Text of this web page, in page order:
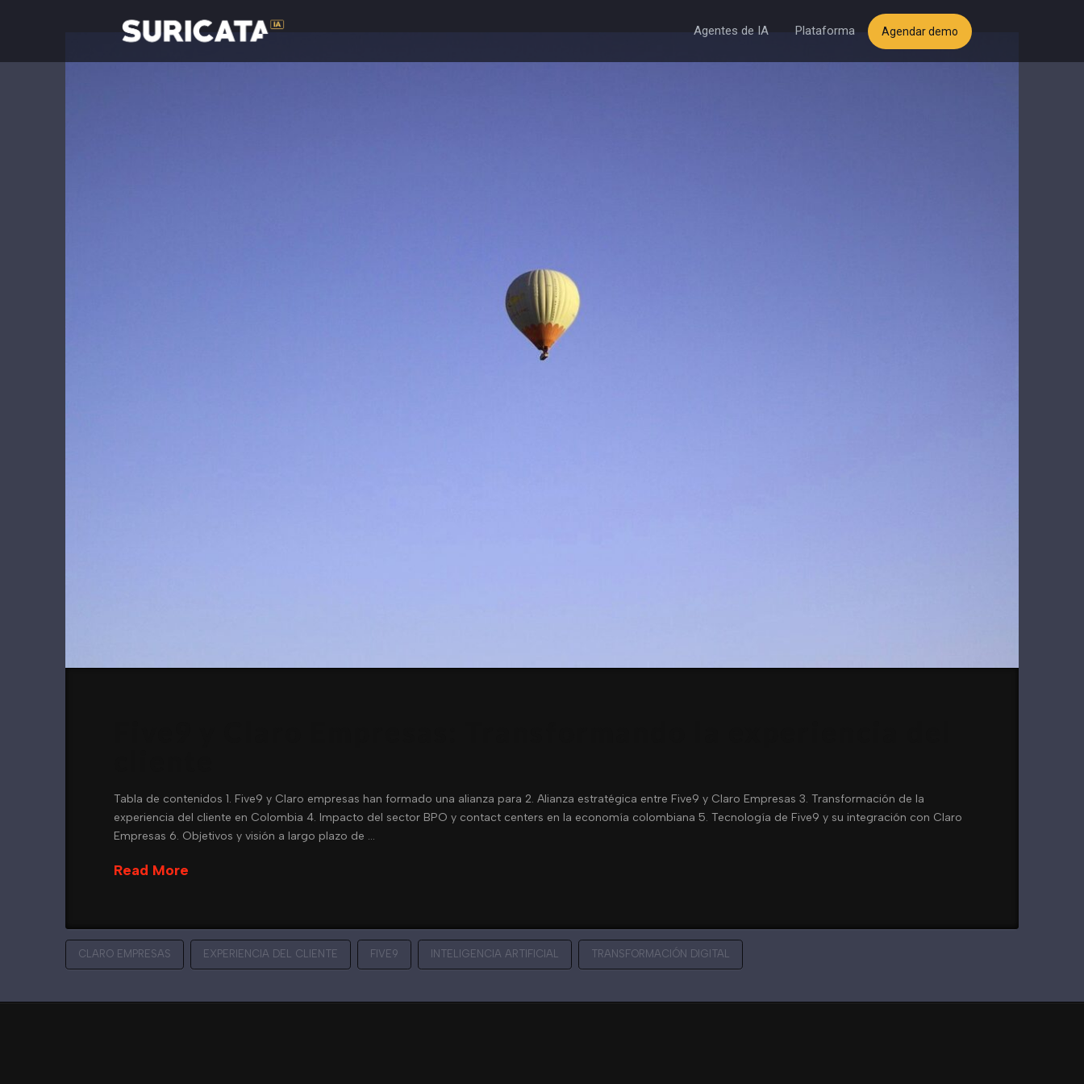
Agentes de IA Plataforma Agendar demo
Tabla de contenidos 1. Five9 y Claro empresas han formado una alianza para 2. Alianza estratégica entre Five9 y Claro Empresas 3. Transformación de la
experiencia del cliente en Colombia 4. Impacto del sector BPO y contact centers en la economía colombiana 5. Tecnología de Five9 y su integración con Claro
Empresas 6. Objetivos y visión a largo plazo de …
Read More
CLARO EMPRESAS EXPERIENCIA DEL CLIENTE FIVE9 INTELIGENCIA ARTIFICIAL TRANSFORMACIÓN DIGITAL